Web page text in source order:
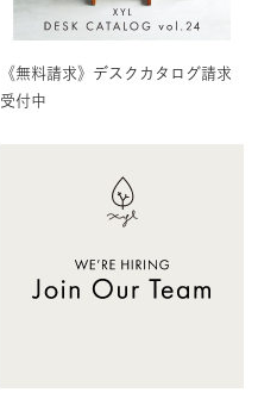
《無料請求》デスクカタログ請求
受付中